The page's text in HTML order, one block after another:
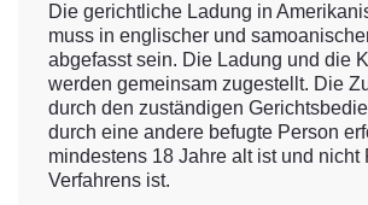
Die gerichtliche Ladung in
muss in englischer und
abgefasst sein. Die Ladung und die
werden gemeinsam zugestellt. Die
durch den zuständigen
durch eine andere befugte Person
mindestens 18 Jahre alt ist und nicht
Verfahrens ist.